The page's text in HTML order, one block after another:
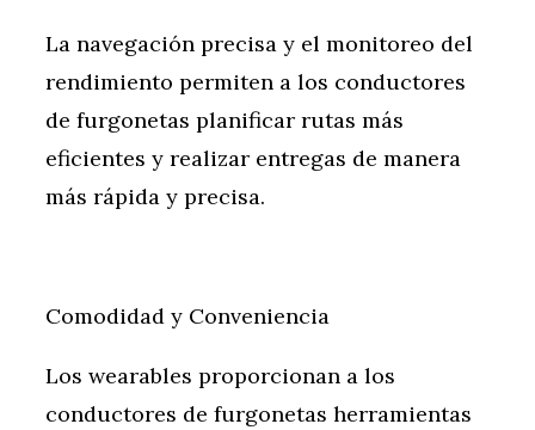
La navegación precisa y el monitoreo del
rendimiento permiten a los conductores
de furgonetas planificar rutas más
eficientes y realizar entregas de manera
más rápida y precisa.
Comodidad y Conveniencia
Los wearables proporcionan a los
conductores de furgonetas herramientas